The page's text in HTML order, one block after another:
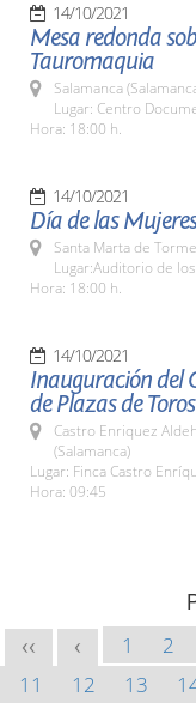
14/10/2021
Mesa redonda
Tauromaquia
Salamanca
Lugar: Centro
Hora: 18:00 h.
14/10/2021
Día de las
Santa Marta de
Lugar:Auditorio de
Hora: 18:00 h.
14/10/2021
Inauguración del
de Plazas de Toros
Castro Enriquez
(Salamanca)
Lugar: Finca Castro
Hora: 09:45
<< < 1 2
11
12 13